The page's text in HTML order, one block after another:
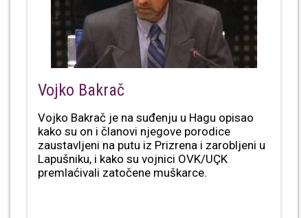
Vojko Bakrač
Vojko Bakrač je na suđenju u Hagu opisao
kako su on i članovi njegove porodice
zaustavljeni na putu iz Prizrena i zarobljeni u
Lapušniku, i kako su vojnici OVK/UÇK
premlaćivali zatočene muškarce.